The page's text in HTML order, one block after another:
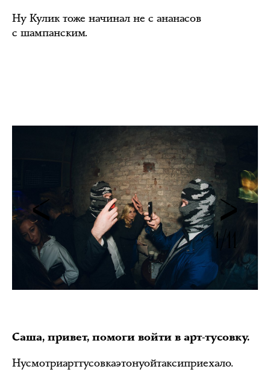
Ну Кулик тоже начинал не с ананасов
с шампанским.
1/11
Саша, привет, помоги войти в арт-тусовку.
Нусмотриарттусовкаэтонуойтаксиприехало.